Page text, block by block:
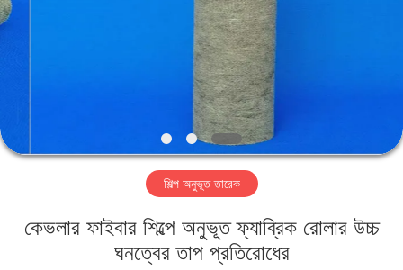
পণ্য
কারখানা
শিল্প অনুভূত তারেক
কেভলার ফাইবার শিল্পে অনুভূত ফ্যাব্রিক রোলার উচ্চ
ঘনত্বের তাপ প্রতিরোধের